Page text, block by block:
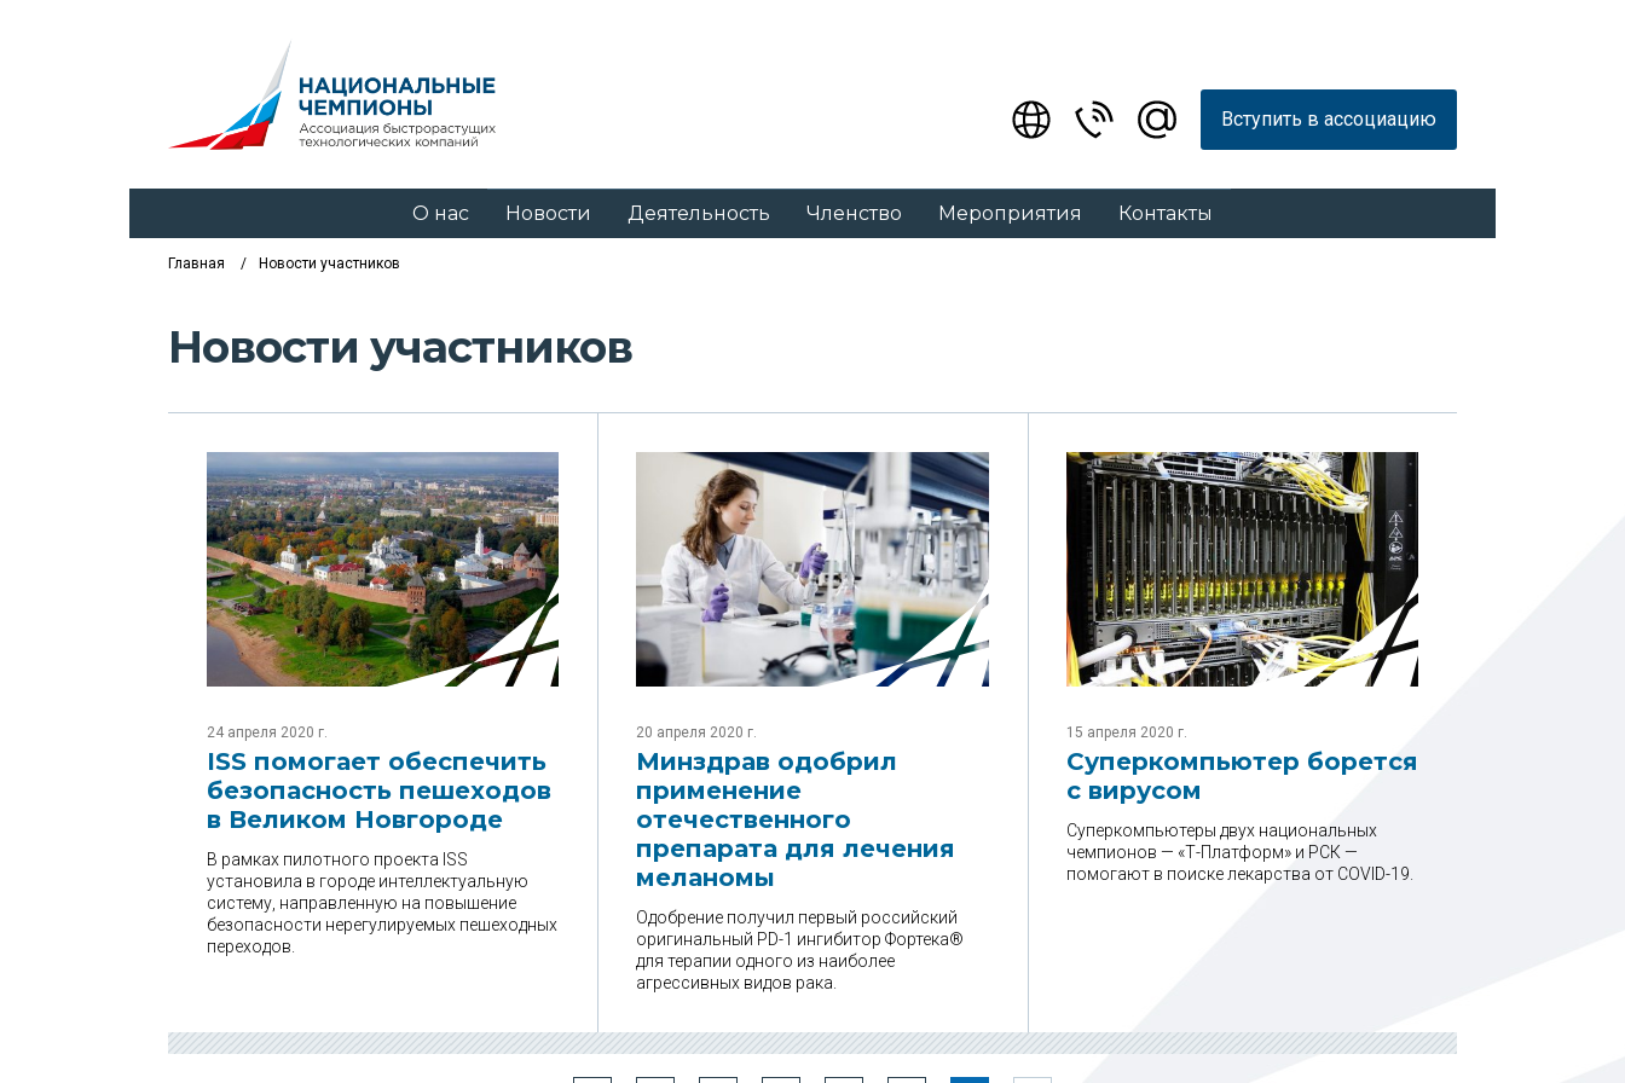
Вступить в ассоциацию
О нас Новости Деятельность Членство Мероприятия Контакты
Главная Новости участников
Новости участников
24 апреля 2020 г.
ISS помогает обеспечить
безопасность пешеходов
в Великом Новгороде
В рамках пилотного проекта ISS
установила в городе интеллектуальную
систему, направленную на повышение
безопасности нерегулируемых пешеходных
переходов.
20 апреля 2020 г.
Минздрав одобрил
применение
отечественного
препарата для лечения
меланомы
Одобрение получил первый российский
оригинальный PD-1 ингибитор Фортека®
для терапии одного из наиболее
агрессивных видов рака.
15 апреля 2020 г.
Суперкомпьютер борется
с вирусом
Суперкомпьютеры двух национальных
чемпионов — «Т-Платформ» и РСК —
помогают в поиске лекарства от COVID-19.